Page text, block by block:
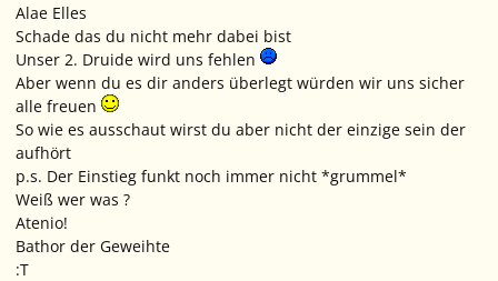
Alae Elles
Schade das du nicht mehr dabei bist
Unser 2. Druide wird uns fehlen
Aber wenn du es dir anders überlegt würden wir uns sicher
alle freuen
So wie es ausschaut wirst du aber nicht der einzige sein der
aufhört
p.s. Der Einstieg funkt noch immer nicht *grummel*
Weiß wer was ?
Atenio!
Bathor der Geweihte
:T